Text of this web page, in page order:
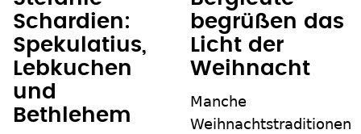
Schardien:
Spekulatius,
Lebkuchen
und
Bethlehem
begrüßen das
Licht der
Weihnacht
Manche
Weihnachtstraditionen